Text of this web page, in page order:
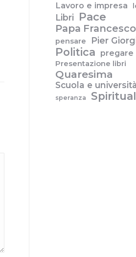
Lavoro e impresa
Libri Pace
Papa Francesco
pensare Pier
Politica pregare
Presentazione libri
Quaresima
Scuola e università
speranza